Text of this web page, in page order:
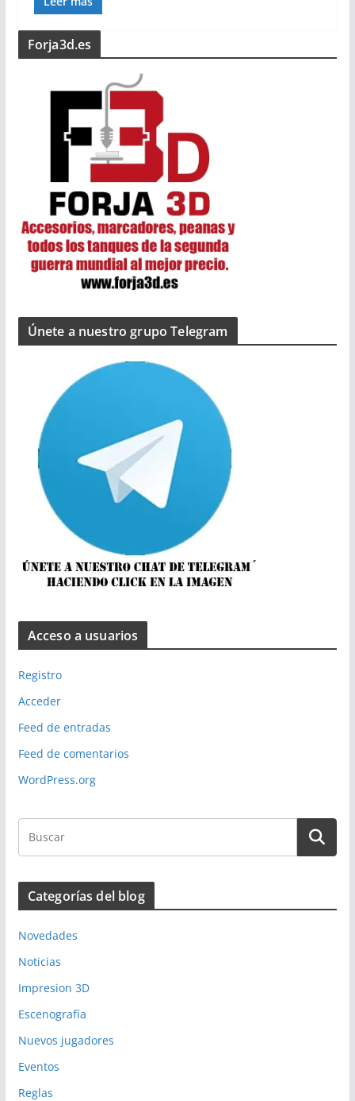
Forja3d.es
Únete a nuestro grupo Telegram
Acceso a usuarios
Registro
Acceder
Feed de entradas
Feed de comentarios
WordPress.org
Categorías del blog
Novedades
Noticias
Impresion 3D
Escenografía
Nuevos jugadores
Eventos
Reglas